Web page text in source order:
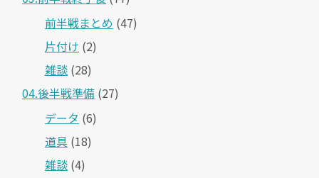
前半戦まとめ (47)
片付け (2)
雑談 (28)
04.後半戦準備 (27)
データ (6)
道具 (18)
雑談 (4)